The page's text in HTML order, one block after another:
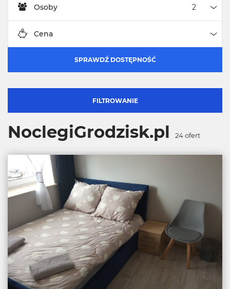
Osoby
Cena
SPRAWDŹ DOSTĘPNOŚĆ
FILTROWANIE
NoclegiGrodzisk.pl 24 ofert